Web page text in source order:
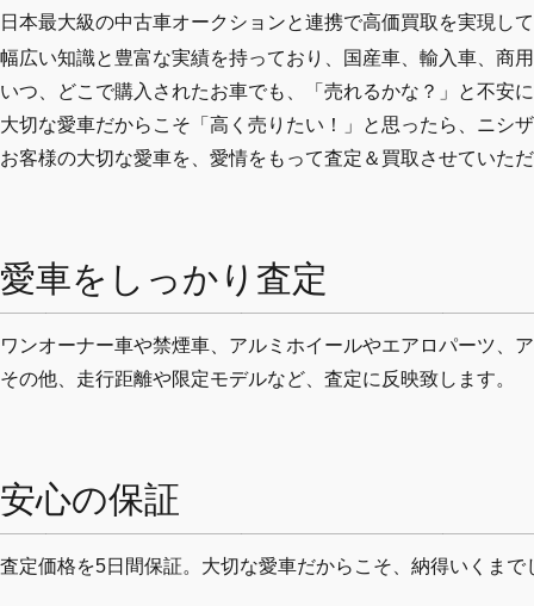
日本最大級の中古車オークションと連携で高価買取を実現し
幅広い知識と豊富な実績を持っており、国産車、輸入車、商
いつ、どこで購入されたお車でも、「売れるかな？」と不安
大切な愛車だからこそ「高く売りたい！」と思ったら、ニシ
お客様の大切な愛車を、愛情をもって査定＆買取させていた
愛車をしっかり査定
ワンオーナー車や禁煙車、アルミホイールやエアロパーツ、
その他、走行距離や限定モデルなど、査定に反映致します。
安心の保証
査定価格を5日間保証。大切な愛車だからこそ、納得いくま